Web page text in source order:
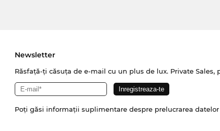
Newsletter
Răsfață-ți căsuța de e-mail cu un plus de lux. Private
Poți găsi informații suplimentare despre prelucrarea